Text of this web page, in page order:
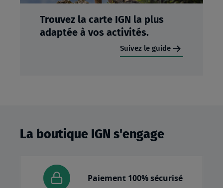
Trouvez la carte IGN la plus
adaptée à vos activités.
Suivez le guide
La boutique IGN s'engage
Paiement 100% sécurisé